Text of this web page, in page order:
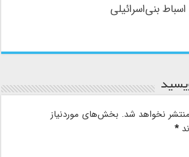
بنی‌اسرائیلی
نخواهد شد. بخش‌های موردنیاز
*